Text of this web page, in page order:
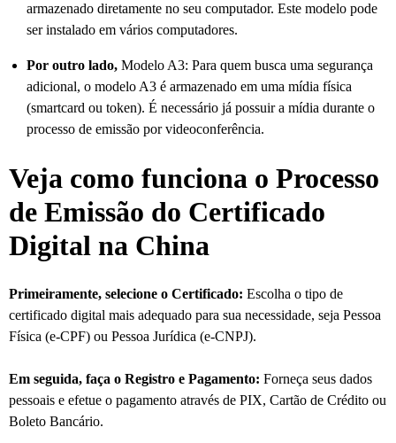
armazenado diretamente no seu computador. Este modelo pode
ser instalado em vários computadores.
Por outro lado, Modelo A3: Para quem busca uma segurança
adicional, o modelo A3 é armazenado em uma mídia física
(smartcard ou token). É necessário já possuir a mídia durante o
processo de emissão por videoconferência.
Veja como funciona o Processo
de Emissão do Certificado
Digital na China
Primeiramente, selecione o Certificado: Escolha o tipo de
certificado digital mais adequado para sua necessidade, seja Pessoa
Física (e-CPF) ou Pessoa Jurídica (e-CNPJ).
Em seguida, faça o Registro e Pagamento: Forneça seus dados
pessoais e efetue o pagamento através de PIX, Cartão de Crédito ou
Boleto Bancário.